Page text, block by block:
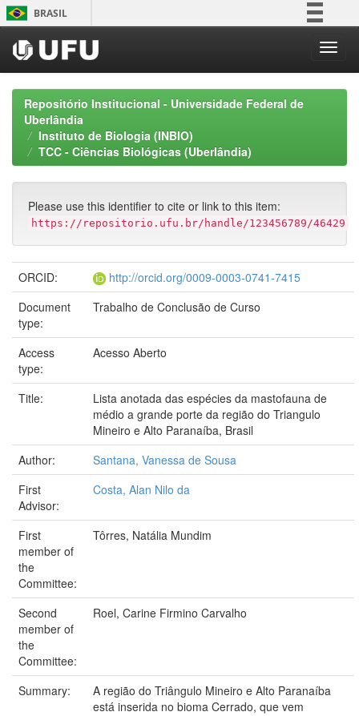
Skip
navigation
BRASIL
Participe
Acesso à informação
Canais
Repositório Institucional - Universidade Federal de
Uberlândia
Instituto de Biologia (INBIO)
TCC - Ciências Biológicas (Uberlândia)
Please use this identifier to cite or link to this item:
https://repositorio.ufu.br/handle/123456789/46429
ORCID:
http://orcid.org/0009-0003-0741-7415
Document
type:
Trabalho de Conclusão de Curso
Access
type:
Acesso Aberto
Title:
Lista anotada das espécies da mastofauna de
médio a grande porte da região do Triangulo
Mineiro e Alto Paranaíba, Brasil
Author:
Santana, Vanessa de Sousa
First
Advisor:
Costa, Alan Nilo da
First
member of
the
Committee:
Tôrres, Natália Mundim
Second
member of
the
Committee:
Roel, Carine Firmino Carvalho
Summary:
A região do Triângulo Mineiro e Alto Paranaíba
está inserida no bioma Cerrado, que vem